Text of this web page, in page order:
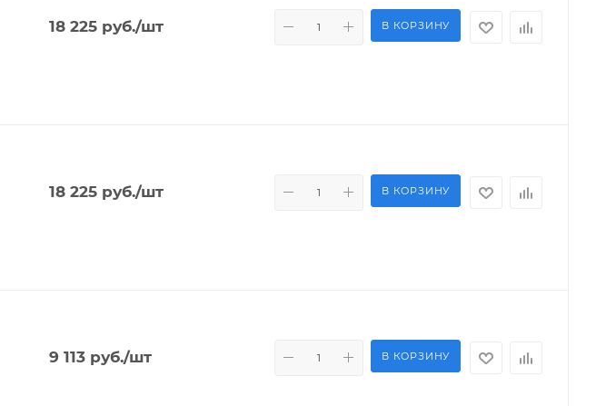
18 225руб./шт В КОРЗИНУ
18 225руб./шт В КОРЗИНУ
9 113руб./шт В КОРЗИНУ